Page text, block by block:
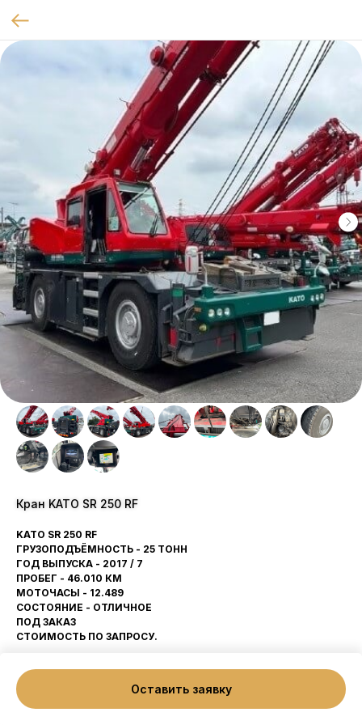
Кран KATO SR 250 RF
Оставить заявку
KATO SR 250 RF
ГРУЗОПОДЪЁМНОСТЬ - 25 ТОНН
ГОД ВЫПУСКА - 2017 / 7
ПРОБЕГ - 46.010 КМ
МОТОЧАСЫ - 12.489
СОСТОЯНИЕ - ОТЛИЧНОЕ
ПОД ЗАКАЗ
СТОИМОСТЬ ПО ЗАПРОСУ.